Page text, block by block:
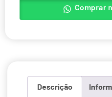
Comprar
Descrição